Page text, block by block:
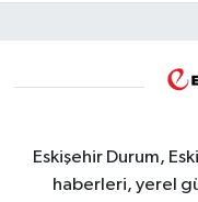
Eskişehir Durum,
haberleri, yerel